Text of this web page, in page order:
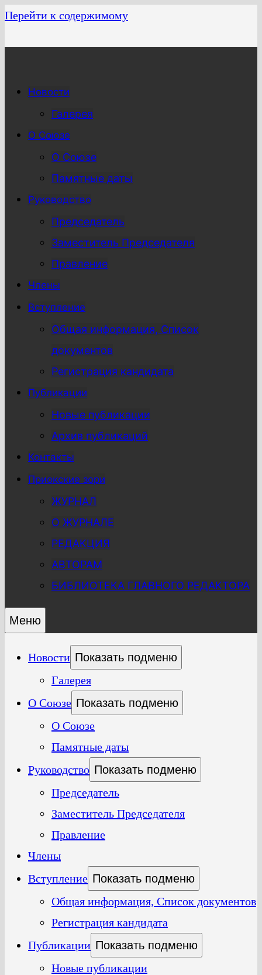
Перейти к содержимому
Новости
Галерея
О Союзе
О Союзе
Памятные даты
Руководство
Председатель
Заместитель Председателя
Правление
Члены
Вступление
Общая информация, Список
документов
Регистрация кандидата
Публикации
Новые публикации
Архив публикаций
Контакты
Приокские зори
ЖУРНАЛ
О ЖУРНАЛЕ
РЕДАКЦИЯ
АВТОРАМ
БИБЛИОТЕКА ГЛАВНОГО РЕДАКТОРА
Меню
Новости Показать подменю
Галерея
О Союзе Показать подменю
О Союзе
Памятные даты
Руководство Показать подменю
Председатель
Заместитель Председателя
Правление
Члены
Вступление Показать подменю
Общая информация, Список документов
Регистрация кандидата
Публикации Показать подменю
Новые публикации